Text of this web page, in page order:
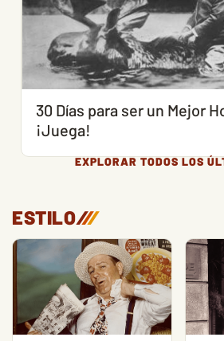
30 Días para ser un Mejor
¡Juega!
EXPLORAR TODOS LOS
ESTILO///